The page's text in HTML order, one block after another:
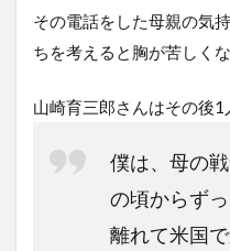
その電話をした母親の気
ちを考えると胸が苦しく
山崎育三郎さんはその後1
僕は、母の
の頃からず
離れて米国